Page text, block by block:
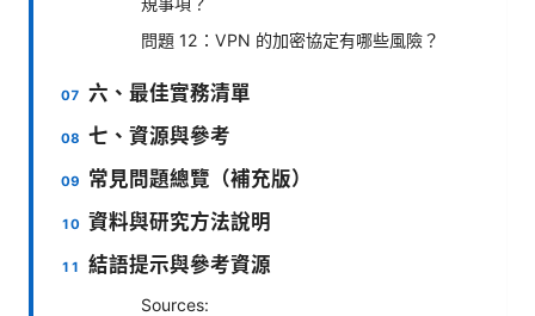
問題 12：VPN 的加密協定有哪些風險？
六、最佳實務清單
七、資源與參考
常見問題總覽（補充版）
資料與研究方法說明
結語提示與參考資源
Sources: